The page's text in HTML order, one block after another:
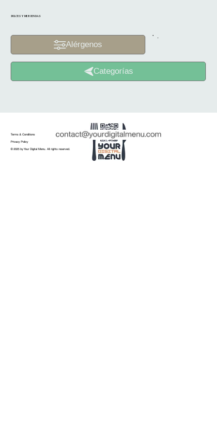
DULCES Y MERIENDAS
Categorías
Alérgenos
© 2025 by Your Digital Menu. All rights reserved.
Privacy Policy
Terms & Conditions